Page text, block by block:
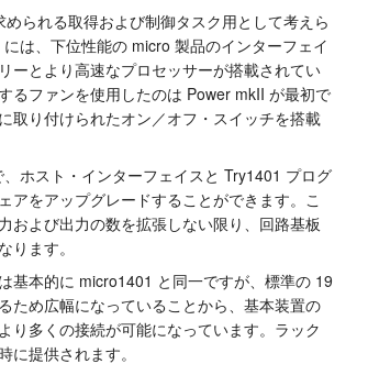
られる取得および制御タスク用として考えら
は、下位性能の micro 製品のインターフェイ
ーとより高速なプロセッサーが搭載されてい
るファンを使用したのは Power mkII が最初で
取り付けられたオン／オフ・スイッチを搭載
ホスト・インターフェイスと Try1401 プログ
アをアップグレードすることができます。こ
および出力の数を拡張しない限り、回路基板
ります。
基本的に micro1401 と同一ですが、標準の 19
ため広幅になっていることから、基本装置の
り多くの接続が可能になっています。ラック
に提供されます。